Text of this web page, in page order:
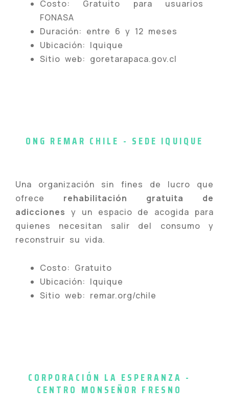
Costo: Gratuito para usuarios
FONASA
Duración: entre 6 y 12 meses
Ubicación: Iquique
Sitio web: goretarapaca.gov.cl
ONG REMAR CHILE - SEDE IQUIQUE
Una organización sin fines de lucro que
ofrece rehabilitación gratuita de
adicciones y un espacio de acogida para
quienes necesitan salir del consumo y
reconstruir su vida.
Costo: Gratuito
Ubicación: Iquique
Sitio web: remar.org/chile
CORPORACIÓN LA ESPERANZA -
CENTRO MONSEÑOR FRESNO